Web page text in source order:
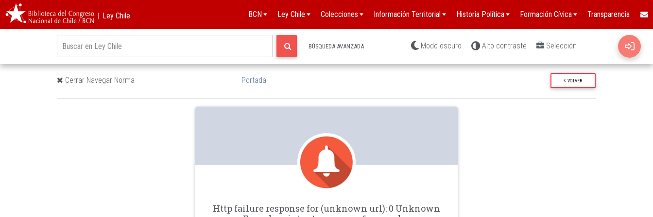
︱Ley Chile BCN Ley Chile Colecciones Información Territorial Historia Política Formación Cívica Transparencia
BÚSQUEDA AVANZADA Modo oscuro Alto contraste Selección
Cerrar Navegar Norma Portada VOLVER
Http failure response for (unknown url): 0 Unknown